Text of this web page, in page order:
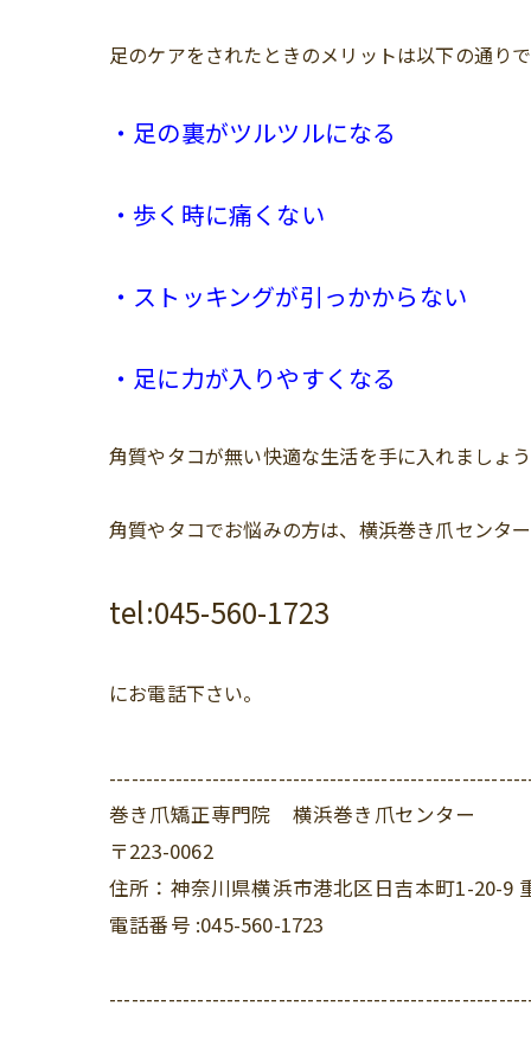
足のケアをされたときのメリットは以下の通りで
・足の裏がツルツルになる
・歩く時に痛くない
・ストッキングが引っかからない
・足に力が入りやすくなる
角質やタコが無い快適な生活を手に入れましょう
角質やタコでお悩みの方は、横浜巻き爪センター
tel:045-560-1723
にお電話下さい。
巻き爪矯正専門院 横浜巻き爪センター
〒223-0062
住所：神奈川県横浜市港北区日吉本町1-20-9
電話番号 :045-560-1723